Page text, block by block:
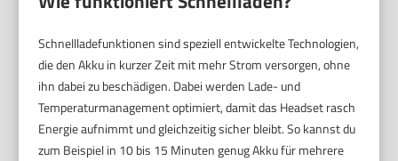
Schnellladefunktionen sind speziell entwickelte Technologien,
die den Akku in kurzer Zeit mit mehr Strom versorgen, ohne
ihn dabei zu beschädigen. Dabei werden Lade- und
Temperaturmanagement optimiert, damit das Headset rasch
Energie aufnimmt und gleichzeitig sicher bleibt. So kannst du
zum Beispiel in 10 bis 15 Minuten genug Akku für mehrere